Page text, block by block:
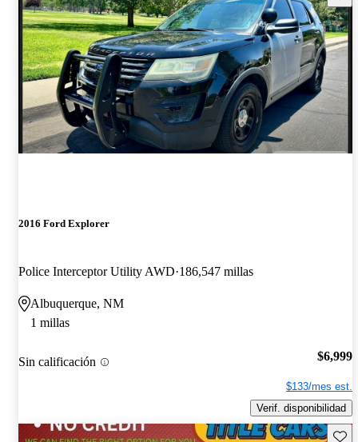
2016 Ford Explorer
Police Interceptor Utility AWD 186,547 millas
Albuquerque, NM
1 millas
Sin calificación $6,999
$133/mes est.
Verif. disponibilidad